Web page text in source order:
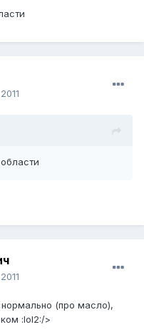
(про масло),
:lol2:/>